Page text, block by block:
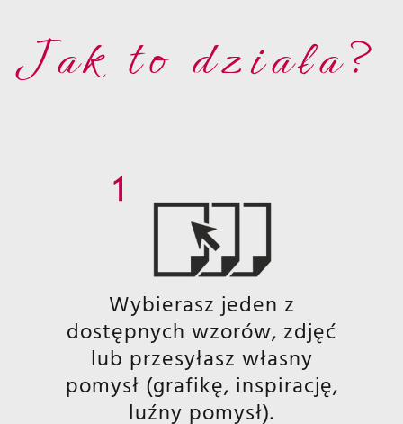
Jak to działa?
Wybierasz jeden z
dostępnych wzorów, zdjęć
lub przesyłasz własny
pomysł (grafikę, inspirację,
luźny pomysł).